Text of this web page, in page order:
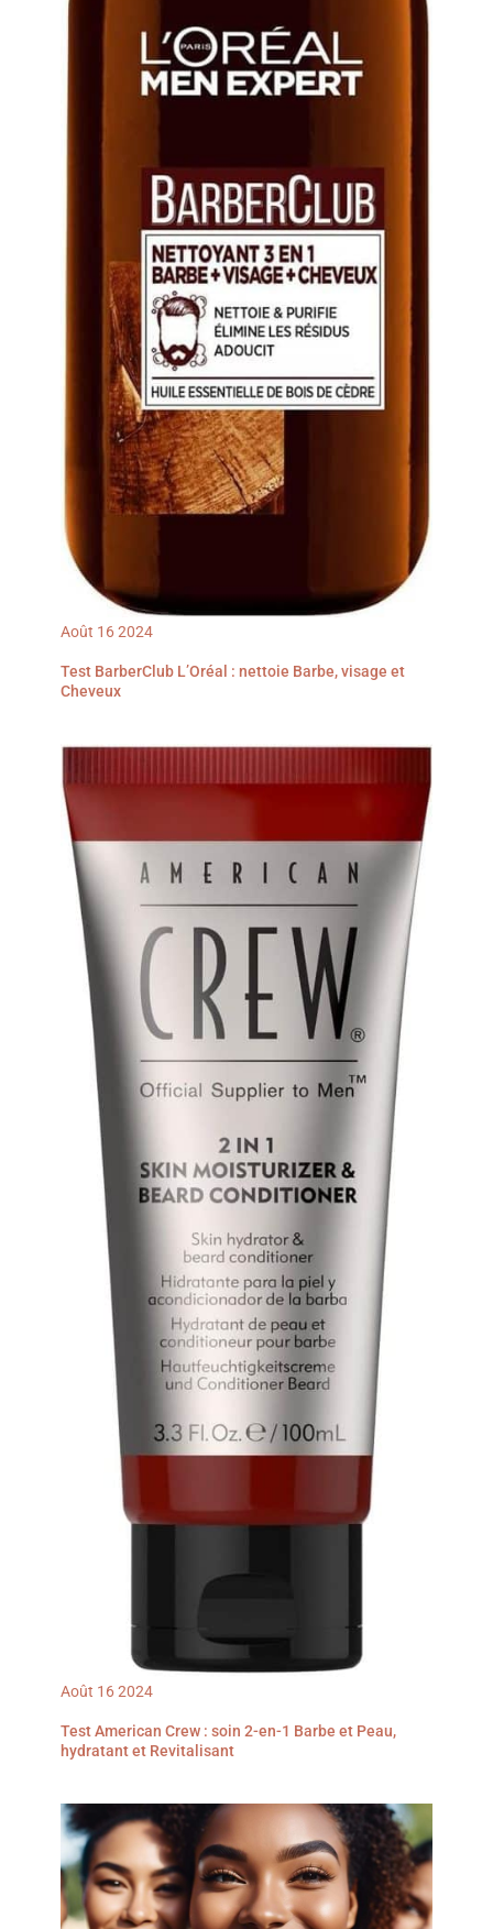
Août 162024
Test BarberClub L’Oréal : nettoie Barbe, visage et
Cheveux
Août 162024
Test American Crew : soin 2-en-1 Barbe et Peau,
hydratant et Revitalisant